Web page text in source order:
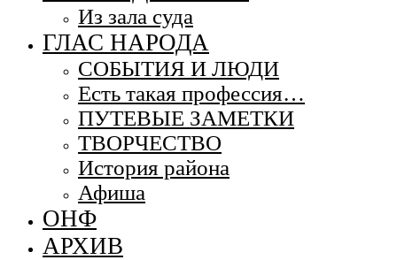
Из зала суда
ГЛАС НАРОДА
СОБЫТИЯ И ЛЮДИ
Есть такая профессия…
ПУТЕВЫЕ ЗАМЕТКИ
ТВОРЧЕСТВО
История района
Афиша
ОНФ
АРХИВ